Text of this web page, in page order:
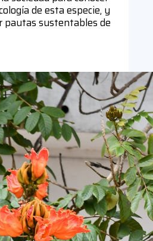
de esta especie, y
pautas sustentables de